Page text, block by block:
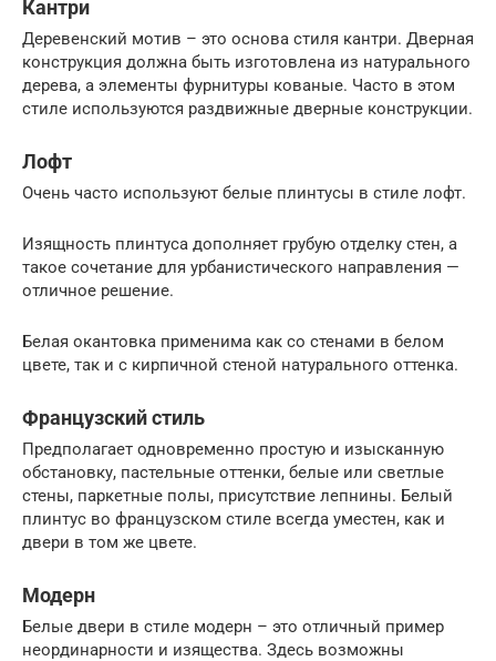
Кантри
Деревенский мотив – это основа стиля кантри. Дверная
конструкция должна быть изготовлена из натурального
дерева, а элементы фурнитуры кованые. Часто в этом
стиле используются раздвижные дверные конструкции.
Лофт
Очень часто используют белые плинтусы в стиле лофт.
Изящность плинтуса дополняет грубую отделку стен, а
такое сочетание для урбанистического направления —
отличное решение.
Белая окантовка применима как со стенами в белом
цвете, так и с кирпичной стеной натурального оттенка.
Французский стиль
Предполагает одновременно простую и изысканную
обстановку, пастельные оттенки, белые или светлые
стены, паркетные полы, присутствие лепнины. Белый
плинтус во французском стиле всегда уместен, как и
двери в том же цвете.
Модерн
Белые двери в стиле модерн – это отличный пример
неординарности и изящества. Здесь возможны